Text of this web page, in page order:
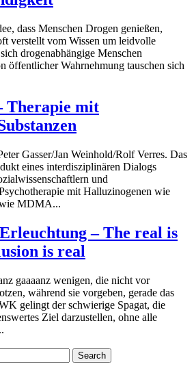
dass Menschen Drogen genießen,
verstellt vom Wissen um leidvolle
drogenabhängige Menschen
öffentlicher Wahrnehmung tauschen sich
Therapie mit
Gasser/Jan Weinhold/Rolf Verres. Das
eines interdisziplinären Dialogs
und
mit Halluzinogenen wie
MDMA...
– The real is
is real
gaaaanz wenigen, die nicht vor
während sie vorgeben, gerade das
gelingt der schwierige Spagat, die
Ziel darzustellen, ohne alle